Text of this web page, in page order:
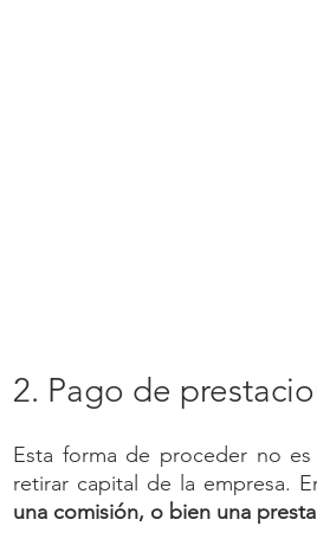
2. Pago de
Esta forma de proceder no
una comisión, o bien una